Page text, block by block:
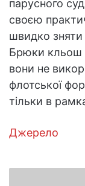
парусного
своєю
швидко зняти
Брюки кльош
вони не
флотської
тільки в
Джерело